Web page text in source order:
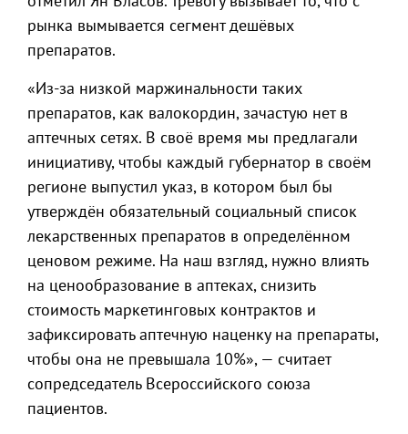
рынка вымывается сегмент дешёвых
препаратов.
«Из-за низкой маржинальности таких
препаратов, как валокордин, зачастую нет в
аптечных сетях. В своё время мы предлагали
инициативу, чтобы каждый губернатор в своём
регионе выпустил указ, в котором был бы
утверждён обязательный социальный список
лекарственных препаратов в определённом
ценовом режиме. На наш взгляд, нужно влиять
на ценообразование в аптеках, снизить
стоимость маркетинговых контрактов и
зафиксировать аптечную наценку на препараты,
чтобы она не превышала 10%», — считает
сопредседатель Всероссийского союза
пациентов.